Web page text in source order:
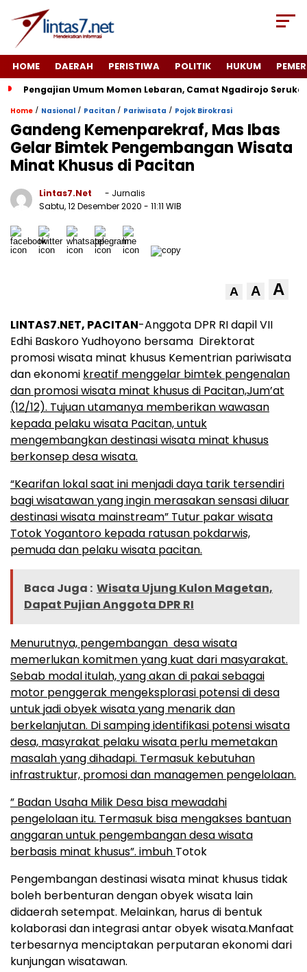
HOME DAERAH PERISTIWA POLITIK HUKUM
Pengajian Umum Momen Lebaran, Camat Ngadirojo
Home / Nasional / Pacitan / Pariwisata / Pojok Birokrasi
Gandeng Kemenparekraf, Mas Ibas
Gelar Bimtek Pengembangan Wisata
Minat Khusus di Pacitan
Lintas7.net
- Jurnalis
Sabtu, 12 Desember 2020 - 11:11 WIB
A A A
LINTAS7.NET, PACITAN-Anggota DPR RI dapil VII
Edhi Baskoro Yudhoyono bersama Direktorat
promosi wisata minat khusus Kementrian pariwisata
dan ekonomi kreatif menggelar bimtek pengenalan
dan promosi wisata minat khusus di Pacitan,Jum’at
(12/12). Tujuan utamanya memberikan wawasan
kepada pelaku wisata Pacitan, untuk
mengembangkan destinasi wisata minat khusus
berkonsep desa wisata.
“Kearifan lokal saat ini menjadi daya tarik tersendiri
bagi wisatawan yang ingin merasakan sensasi diluar
destinasi wisata mainstream” Tutur pakar wisata
Totok Yogantoro kepada ratusan pokdarwis,
pemuda dan pelaku wisata pacitan.
Baca Juga : Wisata Ujung Kulon Magetan,
Dapat Pujian Anggota DPR RI
Menurutnya, pengembangan desa wisata
memerlukan komitmen yang kuat dari masyarakat.
Sebab modal itulah, yang akan di pakai sebagai
motor penggerak mengeksplorasi potensi di desa
untuk jadi obyek wisata yang menarik dan
berkelanjutan. Di samping identifikasi potensi wisata
desa, masyrakat pelaku wisata perlu memetakan
masalah yang dihadapi. Termasuk kebutuhan
infrastruktur, promosi dan managemen pengelolaan.
” Badan Usaha Milik Desa bisa mewadahi
pengelolaan itu. Termasuk bisa mengakses bantuan
anggaran untuk pengembangan desa wisata
berbasis minat khusus”. imbuh Totok
Pengembangan destinasi wisata minat khusus tidak
boleh berbenturan dengan obyek wisata lain
didaerah setempat. Melainkan, harus di bentuk
kolaborasi dan integrasi antar obyek wisata.Manfaat
terbesarnya menciptakan perputaran ekonomi dari
kunjungan wisatawan.